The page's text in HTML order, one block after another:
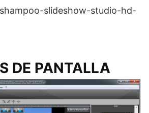
DE PANTALLA